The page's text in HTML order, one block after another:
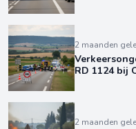
2 maanden
RD 1124 bij
2 maanden